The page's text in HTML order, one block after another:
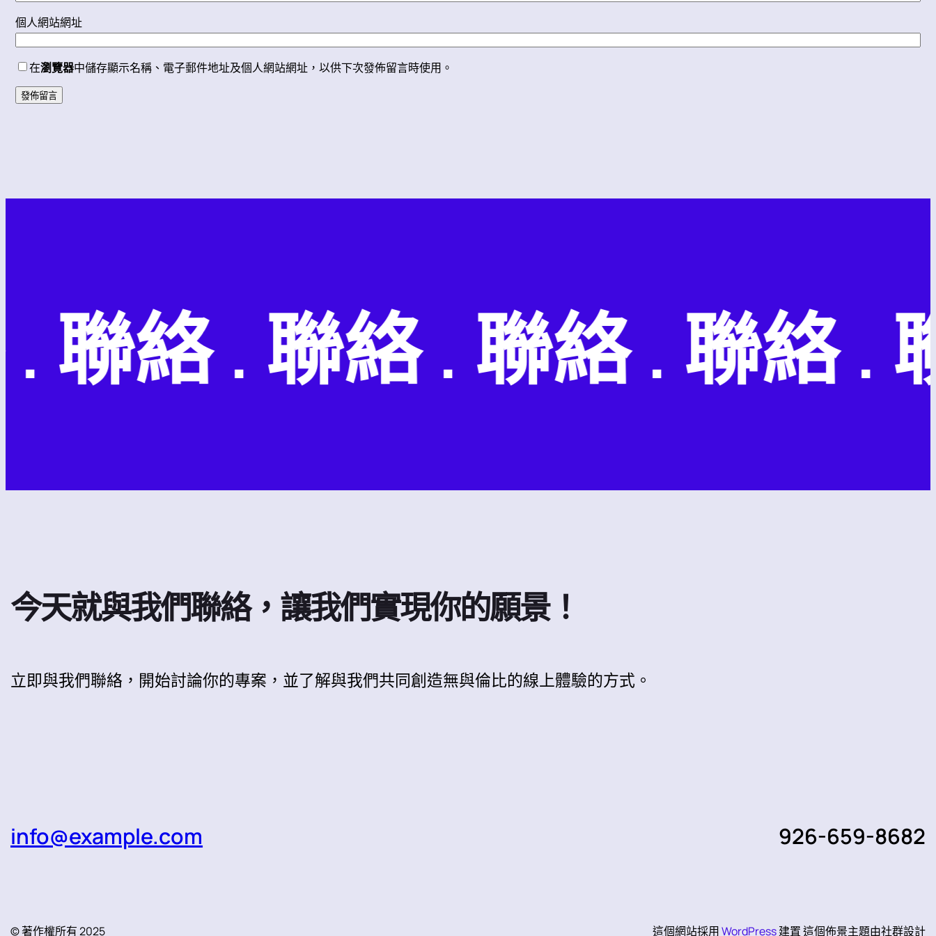
個人網站網址
在瀏覽器中儲存顯示名稱、電子郵件地址及個人網站網址，以供下次發佈留言時使用。
絡 . 聯絡 . 聯絡 . 聯絡 .
今天就與我們聯絡，讓我們實現你的願景！
立即與我們聯絡，開始討論你的專案，並了解與我們共同創造無與倫比的線上體驗的方式。
info@example.com 926-659-8682
© 著作權所有 2025 這個網站採用WordPress建置 這個佈景主題由社群設計